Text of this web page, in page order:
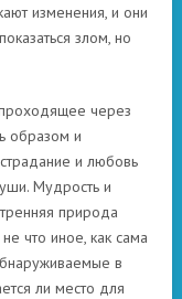
изменения, и они
злом, но
через
образом и
и любовь
Мудрость и
природа
что иное, как сама
в
ли место для